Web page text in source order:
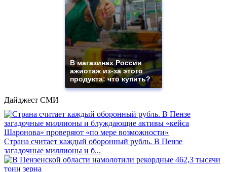
В магазинах России
ажиотаж из-за этого
продукта: что купить?
Дайджест СМИ
Страна считает каждый оборонный рубль. В Пензе
загадочные миллионы и б...